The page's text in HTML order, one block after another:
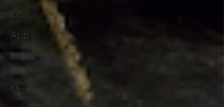
Libri
App
In primo
piano
Mostre